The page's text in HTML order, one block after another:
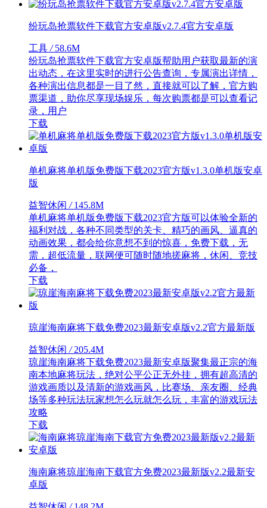
纷玩岛抢票软件下载官方安卓版v2.7.4官方安卓版
工具 /58.6M
纷玩岛抢票软件下载官方安卓版帮助用户获取最新的演
出动态，在这里实时的进行公告查询，专属演出详情，
各种演出信息都是一目了然，直接就可以了解，官方购
票渠道，助你尽享现场娱乐，每次购票都是可以查看记
录，用户
下载
单机麻将单机版免费版下载2023官方版v1.3.0单机版安卓
版
益智休闲 /145.8M
单机麻将单机版免费版下载2023官方版可以体验全新的
福利对战，各种不同类型的关卡、精巧的画风、逼真的
动画效果，都会给你意想不到的惊喜，免费下载，无
需，超低流量，联网便可随时随地搓麻将，休闲、竞技
必备，
下载
琼崖海南麻将下载免费2023最新安卓版v2.2官方最新版
益智休闲 /205.4M
琼崖海南麻将下载免费2023最新安卓版聚集最正宗的海
南本地麻将玩法，绝对公平公正无外挂，拥有超高清的
游戏画质以及清新的游戏画风，比赛场、亲友圈、经典
场等多种玩法玩家想怎么玩就怎么玩，丰富的游戏玩法
攻略
下载
海南麻将琼崖海南下载官方免费2023最新版v2.2最新安
卓版